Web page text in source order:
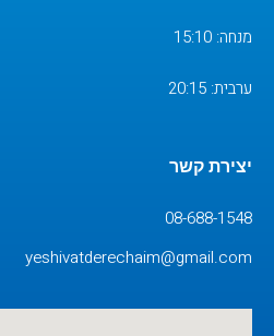
מנחה: 15:10
ערבית: 20:15
יצירת קשר
08-688-1548
yeshivatderechaim@gmail.com